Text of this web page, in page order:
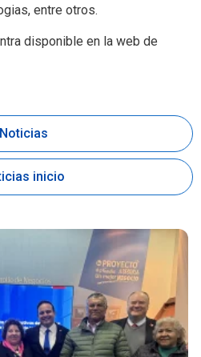
entre otros.
disponible en la web de
Noticias
inicio